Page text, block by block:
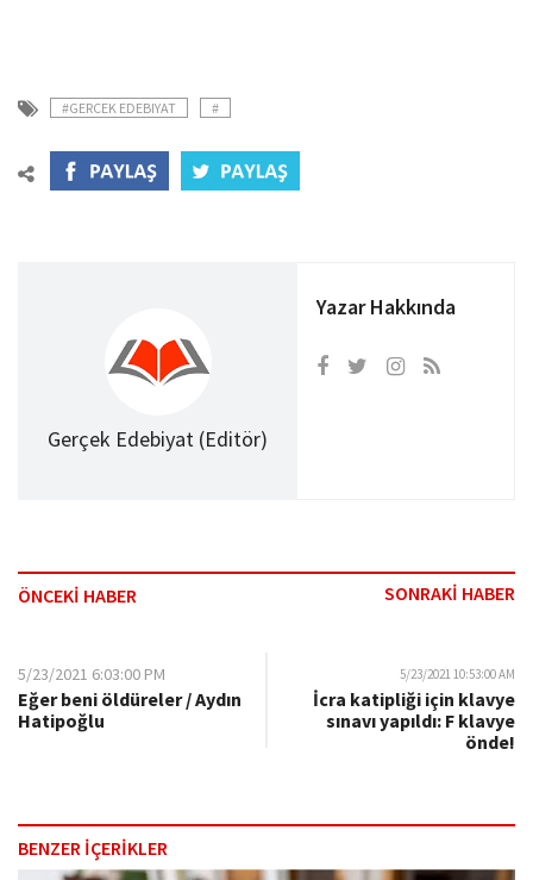
#GERCEK EDEBIYAT #
Gerçek Edebiyat (Editör)
Yazar Hakkında
ÖNCEKİ HABER SONRAKİ HABER
5/23/2021 6:03:00 PM
Eğer beni öldüreler / Aydın
Hatipoğlu
5/23/2021 10:53:00 AM
İcra katipliği için klavye
sınavı yapıldı: F klavye
önde!
BENZER İÇERİKLER